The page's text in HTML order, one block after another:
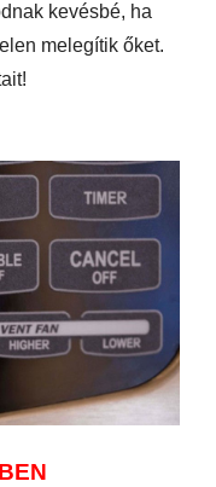
kevésbé, ha
melegítik őket.